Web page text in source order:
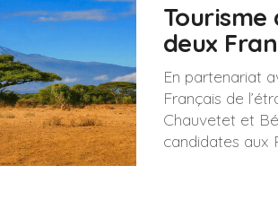
deux
En partenariat
Français de
Chauvetet et
candidates aux